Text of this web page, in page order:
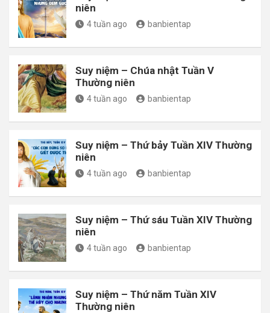
niên
4 tuần ago banbientap
Suy niệm – Chúa nhật Tuần V
Thường niên
4 tuần ago banbientap
Suy niệm – Thứ bảy Tuần XIV Thường
niên
4 tuần ago banbientap
Suy niệm – Thứ sáu Tuần XIV Thường
niên
4 tuần ago banbientap
Suy niệm – Thứ năm Tuần XIV
Thường niên